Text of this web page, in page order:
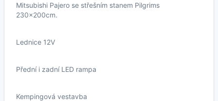
Mitsubishi Pajero se střešním stanem Pilgrims
230x200cm.
Lednice 12V
Přední i zadní LED rampa
Kempingová vestavba